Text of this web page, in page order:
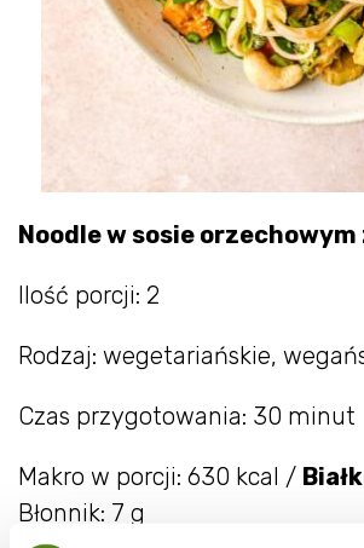
Noodle w sosie
Ilość porcji: 2
Rodzaj: wegetariańskie,
Czas przygotowania: 30 minut
Makro w porcji: 630 kcal /
Błonnik: 7 g